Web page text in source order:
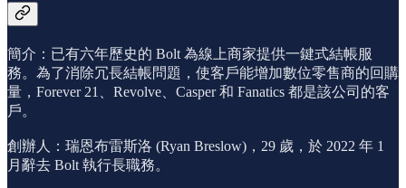
簡介：已有六年歷史的 Bolt 為線上商家提供一鍵式結帳服
務。為了消除冗長結帳問題，使客戶能增加數位零售商的回購
量，Forever 21、Revolve、Casper 和 Fanatics 都是該公司的客
戶。
創辦人：瑞恩布雷斯洛 (Ryan Breslow)，29 歲，於 2022 年 1
月辭去 Bolt 執行長職務。